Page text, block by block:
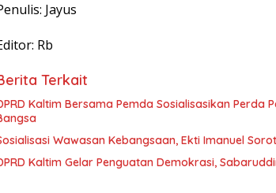
Jayus
Rb
Terkait
Kaltim Bersama Pemda Sosialisasikan Perda
Wawasan Kebangsaan, Ekti Imanuel
Kaltim Gelar Penguatan Demokrasi,